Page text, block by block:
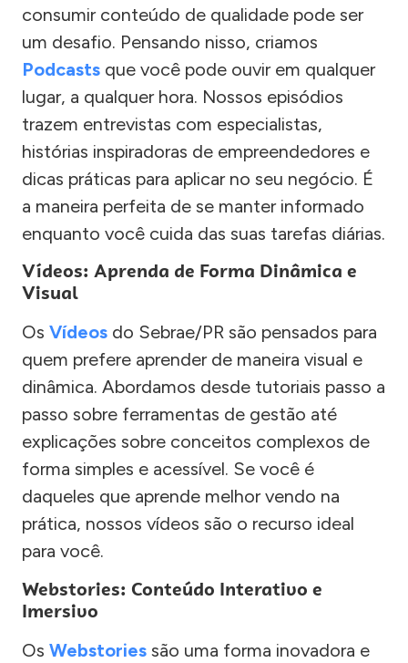
consumir conteúdo de qualidade pode ser
um desafio. Pensando nisso, criamos
Podcasts que você pode ouvir em qualquer
lugar, a qualquer hora. Nossos episódios
trazem entrevistas com especialistas,
histórias inspiradoras de empreendedores e
dicas práticas para aplicar no seu negócio. É
a maneira perfeita de se manter informado
enquanto você cuida das suas tarefas diárias.
Vídeos: Aprenda de Forma Dinâmica e
Visual
Os Vídeos do Sebrae/PR são pensados para
quem prefere aprender de maneira visual e
dinâmica. Abordamos desde tutoriais passo a
passo sobre ferramentas de gestão até
explicações sobre conceitos complexos de
forma simples e acessível. Se você é
daqueles que aprende melhor vendo na
prática, nossos vídeos são o recurso ideal
para você.
Webstories: Conteúdo Interativo e
Imersivo
Os Webstories são uma forma inovadora e